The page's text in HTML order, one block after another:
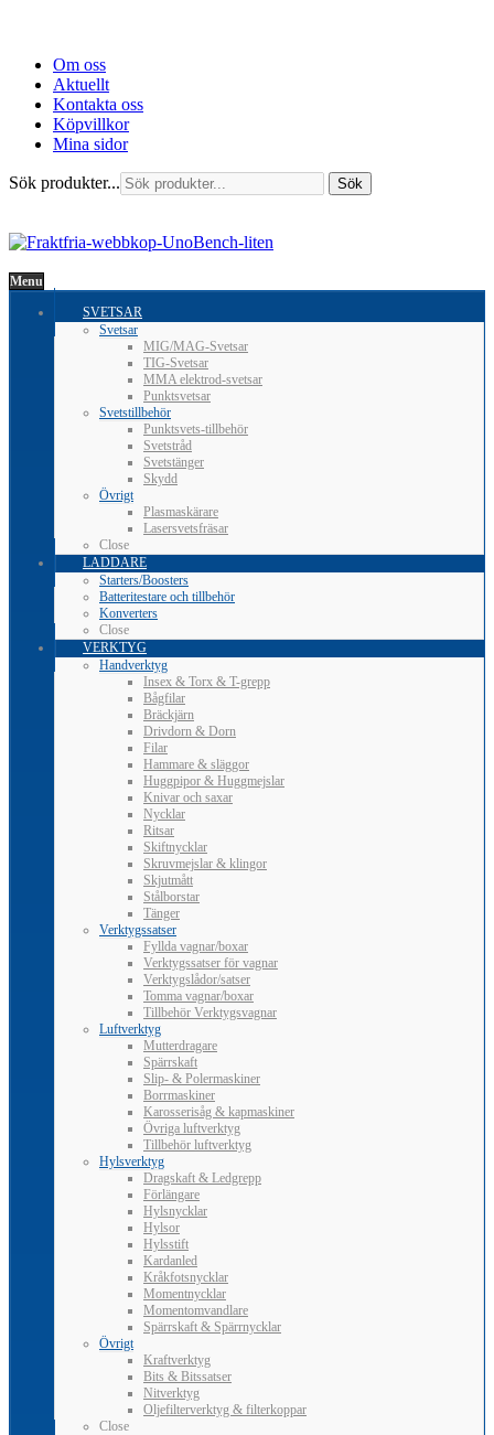
Om oss
Aktuellt
Kontakta oss
Köpvillkor
Mina sidor
Sök produkter... Sök
Menu
SVETSAR
Svetsar
MIG/MAG-Svetsar
TIG-Svetsar
MMA elektrod-svetsar
Punktsvetsar
Svetstillbehör
Punktsvets-tillbehör
Svetstråd
Svetstänger
Skydd
Övrigt
Plasmaskärare
Lasersvetsfräsar
Close
LADDARE
Starters/Boosters
Batteritestare och tillbehör
Konverters
Close
VERKTYG
Handverktyg
Insex & Torx & T-grepp
Bågfilar
Bräckjärn
Drivdorn & Dorn
Filar
Hammare & släggor
Huggpipor & Huggmejslar
Knivar och saxar
Nycklar
Ritsar
Skiftnycklar
Skruvmejslar & klingor
Skjutmått
Stålborstar
Tänger
Verktygssatser
Fyllda vagnar/boxar
Verktygssatser för vagnar
Verktygslådor/satser
Tomma vagnar/boxar
Tillbehör Verktygsvagnar
Luftverktyg
Mutterdragare
Spärrskaft
Slip- & Polermaskiner
Borrmaskiner
Karosserisåg & kapmaskiner
Övriga luftverktyg
Tillbehör luftverktyg
Hylsverktyg
Dragskaft & Ledgrepp
Förlängare
Hylsnycklar
Hylsor
Hylsstift
Kardanled
Kråkfotsnycklar
Momentnycklar
Momentomvandlare
Spärrskaft & Spärrnycklar
Övrigt
Kraftverktyg
Bits & Bitssatser
Nitverktyg
Oljefilterverktyg & filterkoppar
Close